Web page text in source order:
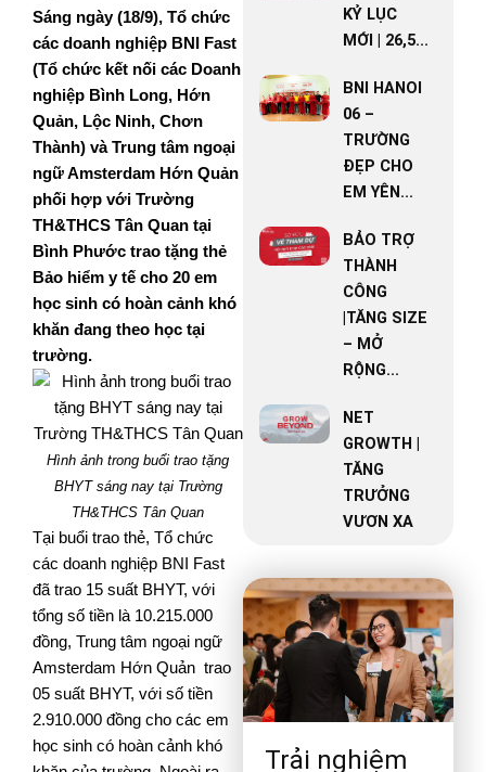
Sáng ngày (18/9), Tổ chức
các doanh nghiệp BNI Fast
(Tổ chức kết nối các Doanh
nghiệp Bình Long, Hớn
Quản, Lộc Ninh, Chơn
Thành) và Trung tâm ngoại
ngữ Amsterdam Hớn Quản
phối hợp với Trường
TH&THCS Tân Quan tại
Bình Phước trao tặng thẻ
Bảo hiểm y tế cho 20 em
học sinh có hoàn cảnh khó
khăn đang theo học tại
trường.
Hình ảnh trong buổi trao tặng
BHYT sáng nay tại Trường
TH&THCS Tân Quan
Tại buổi trao thẻ, Tổ chức
các doanh nghiệp BNI Fast
đã trao 15 suất BHYT, với
tổng số tiền là 10.215.000
đồng, Trung tâm ngoại ngữ
Amsterdam Hớn Quản trao
05 suất BHYT, với số tiền
2.910.000 đồng cho các em
học sinh có hoàn cảnh khó
KỶ LỤC
MỚI | 26,5...
BNI HANOI
06 –
TRƯỜNG
ĐẸP CHO
EM YÊN...
BẢO TRỢ
THÀNH
CÔNG
|TĂNG SIZE
– MỞ
RỘNG...
NET
GROWTH |
TĂNG
TRƯỞNG
VƯƠN XA
Trải nghiệm